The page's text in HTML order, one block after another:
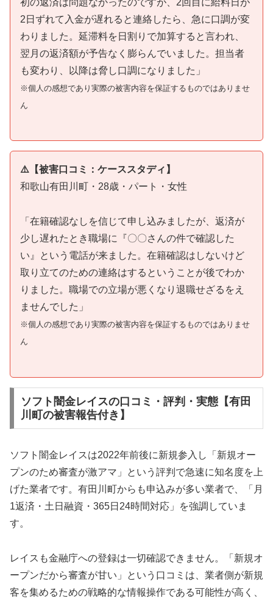
2日ずれて入金が遅れると連絡したら、急に口調が変
わりました。延滞料を日割りで加算すると言われ、
翌月の返済額が予告なく膨らんでいました。担当者
も変わり、以降は脅し口調になりました」
※個人の感想であり実際の被害内容を保証するものではありませ
ん
⚠️【被害口コミ：ケーススタディ】
和歌山有田川町・28歳・パート・女性
「在籍確認なしを信じて申し込みましたが、返済が
少し遅れたとき職場に『〇〇さんの件で確認した
い』という電話が来ました。在籍確認はしないけど
取り立てのための連絡はするということが後でわか
りました。職場での立場が悪くなり退職せざるをえ
ませんでした」
※個人の感想であり実際の被害内容を保証するものではありませ
ん
ソフト闇金レイスの口コミ・評判・実態【有田
川町の被害報告付き】
ソフト闇金レイスは2022年前後に新規参入し「新規オー
プンのため審査が激アマ」という評判で急速に知名度を上
げた業者です。有田川町からも申込みが多い業者で、「月
1返済・土日融資・365日24時間対応」を強調していま
す。
レイスも金融庁への登録は一切確認できません。「新規オ
ープンだから審査が甘い」という口コミは、業者側が新規
客を集めるための戦略的な情報操作である可能性が高く、